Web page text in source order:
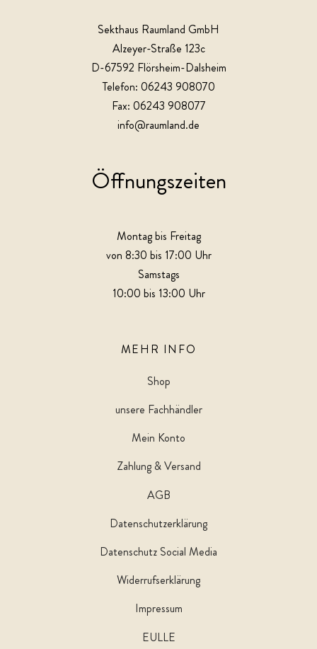
Sekthaus Raumland GmbH
Alzeyer-Straße 123c
D-67592 Flörsheim-Dalsheim
Telefon: 06243 908070
Fax: 06243 908077
info@raumland.de
Öffnungszeiten
Montag bis Freitag
von 8:30 bis 17:00 Uhr
Samstags
10:00 bis 13:00 Uhr
MEHR INFO
Shop
unsere Fachhändler
Mein Konto
Zahlung & Versand
AGB
Datenschutzerklärung
Datenschutz Social Media
Widerrufserklärung
Impressum
EULLE